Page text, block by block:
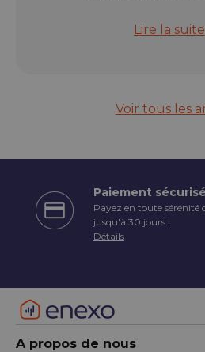
Rail
Lire la suite
Voir tous les
Paiement sécurisé
Payez en toute sérénité
jusqu'à 30 jours !
Détails
A propos de nous